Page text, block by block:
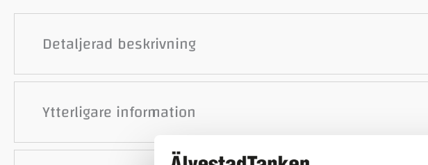
Detaljerad beskrivning
Ytterligare information